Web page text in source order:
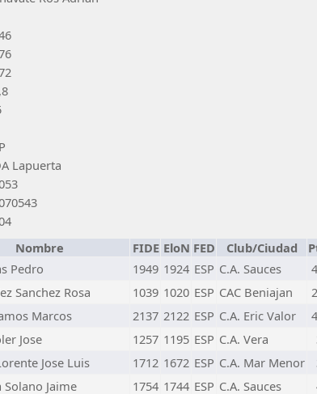
Lapuerta
Nombre FIDE EloN FED Club/Ciudad
Pedro 1949 1924 ESP C.A. Sauces
Sanchez Rosa 1039 1020 ESP CAC Beniajan
Marcos 2137 2122 ESP C.A. Eric Valor
Jose 1257 1195 ESP C.A. Vera
Jose Luis 1712 1672 ESP C.A. Mar Menor
Solano Jaime 1754 1744 ESP C.A. Sauces